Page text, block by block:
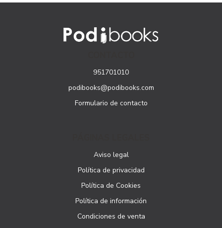
951701010
podibooks@podibooks.com
Formulario de contacto
Aviso legal
Política de privacidad
Política de Cookies
Política de información
Condiciones de venta